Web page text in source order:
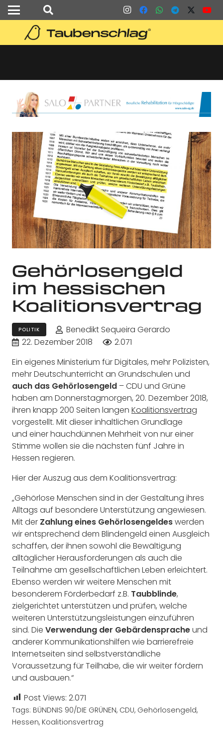
Gehörlosengeld
im hessischen
Koalitionsvertrag
POLITIK
Benedikt Sequeira Gerardo
22. Dezember 2018
2.071
Ein eigenes Ministerium für Digitales, mehr Polizisten,
mehr Deutschunterricht an Grundschulen und
auch das Gehörlosengeld – CDU und Grüne
haben am Donnerstagmorgen, 20. Dezember 2018,
ihren knapp 200 Seiten langen Koalitionsvertrag
vorgestellt. Mit dieser inhaltlichen Grundlage
und einer hauchdünnen Mehrheit von nur einer
Stimme wollen sie die nächsten fünf Jahre in
Hessen regieren.
Hier der Auszug aus dem Koalitionsvertrag:
„Gehörlose Menschen sind in der Gestaltung ihres
Alltags auf besondere Unterstützung angewiesen.
Mit der Zahlung eines Gehörlosengeldeswerden
wir entsprechend dem Blindengeld einen Ausgleich
schaffen, der ihnen sowohl die Bewältigung
alltäglicher Herausforderungen als auch die
Teilnahme am gesellschaftlichen Leben erleichtert.
Ebenso werden wir weitere Menschen mit
besonderem Förderbedarf z.B. Taubblinde,
zielgerichtet unterstützen und prüfen, welche
weiteren Unterstützungsleistungen einzuführen
sind. Die Verwendung der Gebärdenspracheund
anderer Kommunikationshilfen wie barrierefreie
Internetseiten sind selbstverständliche
Voraussetzung für Teilhabe, die wir weiter fördern
und ausbauen.“
Post Views: 2.071
Tags: BÜNDNIS 90/DIE GRÜNEN, CDU, Gehörlosengeld,
Hessen, Koalitionsvertrag